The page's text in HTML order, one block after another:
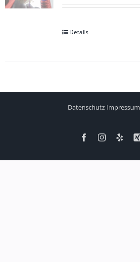
Details
Datenschutz Impressum
FacebookInstagram
Yelp